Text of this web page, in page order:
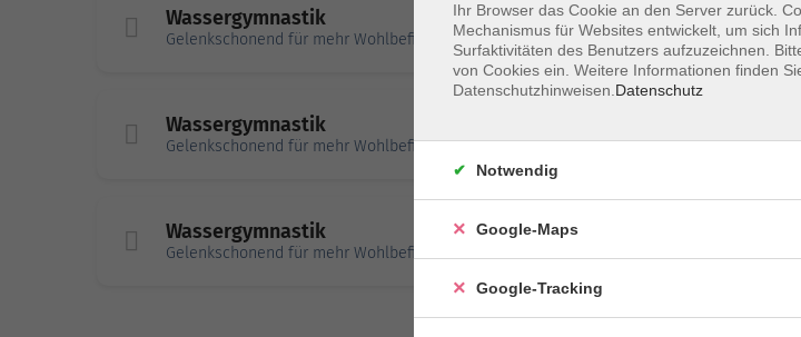
Wassergymnastik
Gelenkschonend für mehr Wohlbefinden
Wassergymnastik
Gelenkschonend für mehr Wohlbefinden
Wassergymnastik
Gelenkschonend für mehr Wohlbefinden
Ihr Browser das Cookie an den Server zurück.
Mechanismus für Websites entwickelt, um sich
Surfaktivitäten des Benutzers aufzuzeichnen.
von Cookies ein. Weitere Informationen finden
Datenschutzhinweisen. Datenschutz
Notwendig
Google-Maps
Google-Tracking